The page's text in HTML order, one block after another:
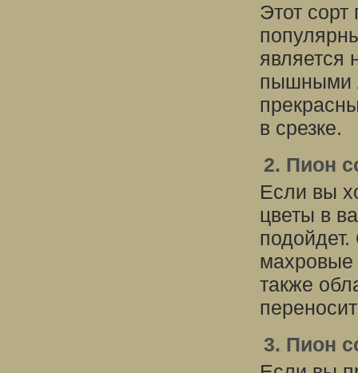
Этот
является
пышными
в срезке.
2. Пион
Если вы
цветы в
махровые
также
3. Пион